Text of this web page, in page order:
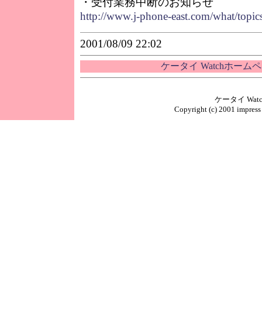
http://www.j-phone-east.com/what/
2001/08/09 22:02
ケータイ Watchホーム
ケータイ
Copyright (c) 2001